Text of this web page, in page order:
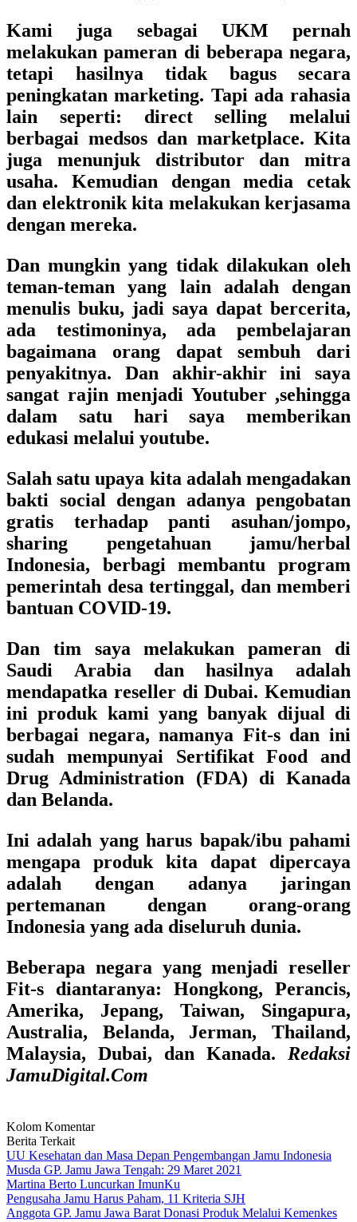
Kami juga sebagai UKM pernah
melakukan pameran di beberapa negara,
tetapi hasilnya tidak bagus secara
peningkatan marketing. Tapi ada rahasia
lain seperti: direct selling melalui
berbagai medsos dan marketplace. Kita
juga menunjuk distributor dan mitra
usaha. Kemudian dengan media cetak
dan elektronik kita melakukan kerjasama
dengan mereka.
Dan mungkin yang tidak dilakukan oleh
teman-teman yang lain adalah dengan
menulis buku, jadi saya dapat bercerita,
ada testimoninya, ada pembelajaran
bagaimana orang dapat sembuh dari
penyakitnya. Dan akhir-akhir ini saya
sangat rajin menjadi Youtuber ,sehingga
dalam satu hari saya memberikan
edukasi melalui youtube.
Salah satu upaya kita adalah mengadakan
bakti social dengan adanya pengobatan
gratis terhadap panti asuhan/jompo,
sharing pengetahuan jamu/herbal
Indonesia, berbagi membantu program
pemerintah desa tertinggal, dan memberi
bantuan COVID-19.
Dan tim saya melakukan pameran di
Saudi Arabia dan hasilnya adalah
mendapatka reseller di Dubai. Kemudian
ini produk kami yang banyak dijual di
berbagai negara, namanya Fit-s dan ini
sudah mempunyai Sertifikat Food and
Drug Administration (FDA) di Kanada
dan Belanda.
Ini adalah yang harus bapak/ibu pahami
mengapa produk kita dapat dipercaya
adalah dengan adanya jaringan
pertemanan dengan orang-orang
Indonesia yang ada diseluruh dunia.
Beberapa negara yang menjadi reseller
Fit-s diantaranya: Hongkong, Perancis,
Amerika, Jepang, Taiwan, Singapura,
Australia, Belanda, Jerman, Thailand,
Malaysia, Dubai, dan Kanada. Redaksi
JamuDigital.Com
Kolom Komentar
Berita Terkait
UU Kesehatan dan Masa Depan Pengembangan Jamu Indonesia
Musda GP. Jamu Jawa Tengah: 29 Maret 2021
Martina Berto Luncurkan ImunKu
Pengusaha Jamu Harus Paham, 11 Kriteria SJH
Anggota GP. Jamu Jawa Barat Donasi Produk Melalui Kemenkes